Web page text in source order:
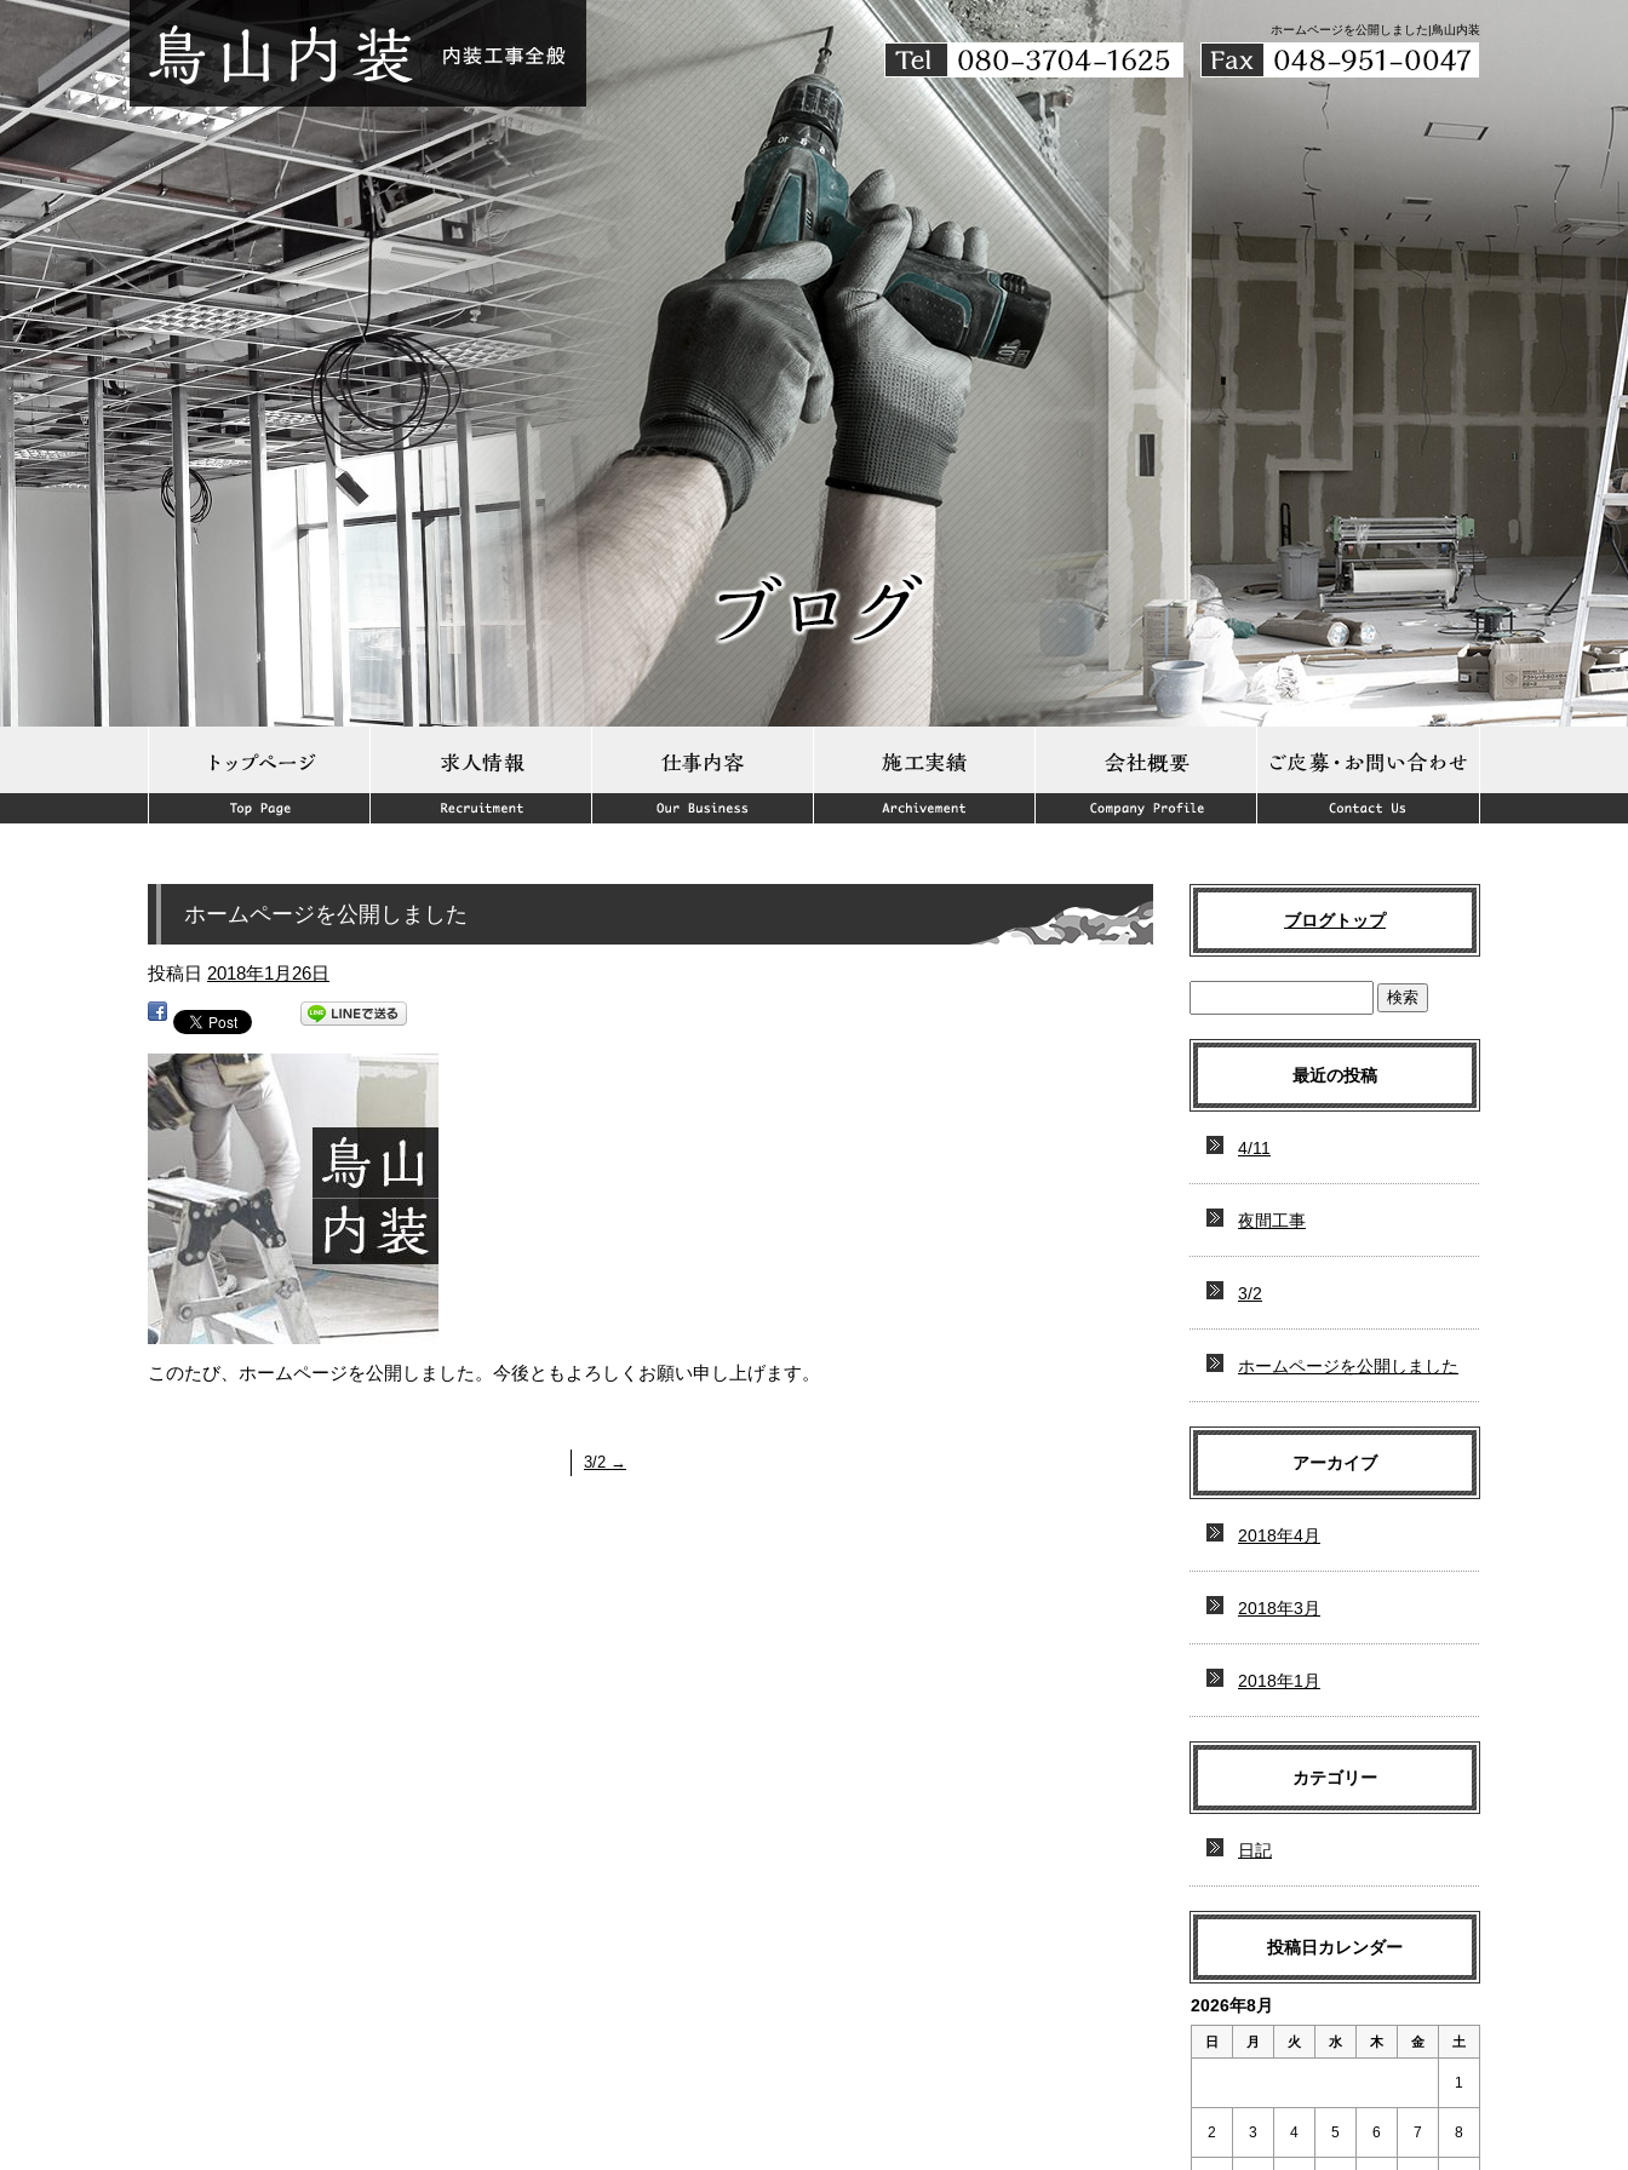
ホームページを公開しました|鳥山内装
ホームページを公開しました
投稿日 2018年1月26日
このたび、ホームページを公開しました。今後ともよろしくお願い申し上げます。
3/2 →
ブログトップ
最近の投稿
4/11
夜間工事
3/2
ホームページを公開しました
アーカイブ
2018年4月
2018年3月
2018年1月
カテゴリー
日記
投稿日カレンダー
2026年8月
日 月 火 水 木 金 土
1
2 3 4 5 6 7 8